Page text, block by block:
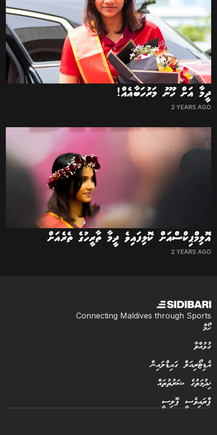
ދީމާ އަށް ހޫނު މަރުހަބާއެއް!
2 YEARS AGO
އޮލިމްޕިކްސްއަށް ކޮލިފައިވެ ދީމާ ތާރީހުގެ ތެރެއަށް
2 YEARS AGO
Connecting Maldives through Sports
ހޯމް
ގުޅުއްވާ
އެޑިޓޯރިއަލް ގައިޑްލައިން
ޚިދުމަތުގެ ޝަރުތުތައް
ޕްރައިވެސީ ޕޮލިސީ